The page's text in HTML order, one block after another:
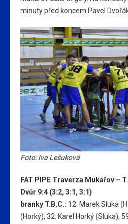
minuty před koncem Pavel
Foto: Iva Lešuková
FAT PIPE Traverza Mukařov –
Dvůr 9:4 (3:2, 3:1, 3:1)
branky T.B.C.: 12. Marek Sluka
(Horký), 32. Karel Horký (Sluka),